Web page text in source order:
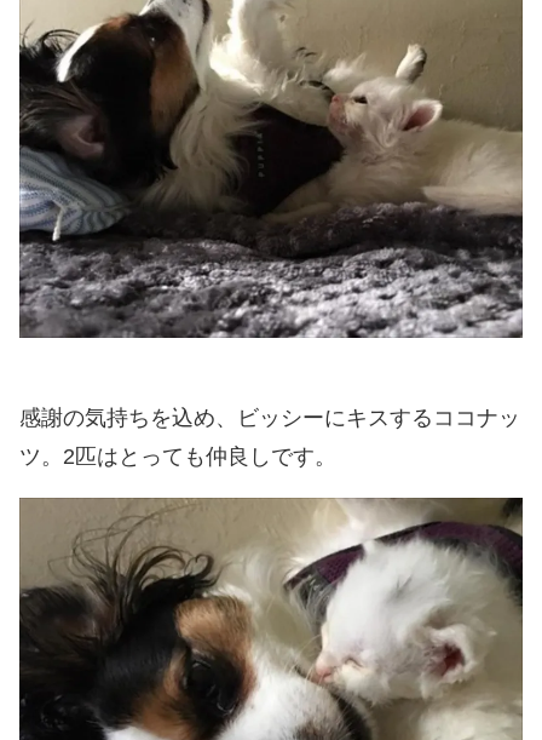
感謝の気持ちを込め、ビッシーにキスするココナッ
ツ。2匹はとっても仲良しです。